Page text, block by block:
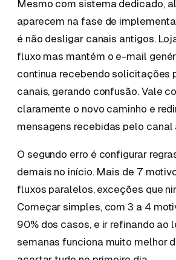
Mesmo com sistema dedicado,
aparecem na fase de
é não desligar canais antigos.
fluxo mas mantém o e-mail
continua recebendo solicitações
canais, gerando confusão. Vale
claramente o novo caminho e
mensagens recebidas pelo canal
O segundo erro é configurar
demais no início. Mais de 7
fluxos paralelos, exceções que
Começar simples, com 3 a 4
90% dos casos, e ir refinando ao
semanas funciona muito melhor